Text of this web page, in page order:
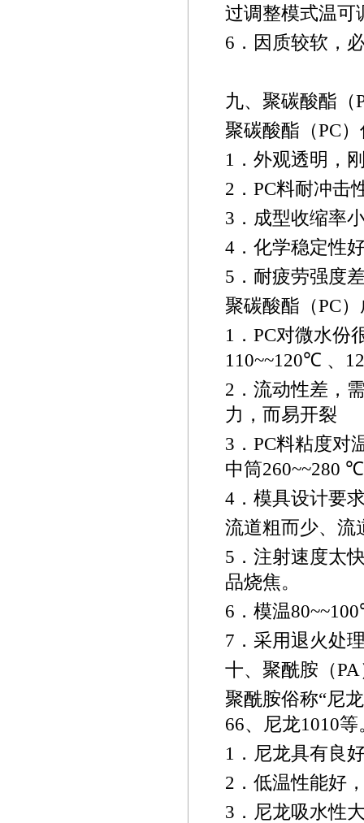
过调整模式温可
6 ．因质较软，
九、聚碳酸酯（
聚碳酸酯（PC
1 ．外观透明，
2 ． PC料耐冲击
3 ．成型收缩率
4 ．化学稳定性
5 ．耐疲劳强度
聚碳酸酯（PC
1 ． PC对微水份
110~~120℃ 、
2 ．流动性差，
力，而易开裂
3 ． PC料粘度对
中筒260~~280 ℃
4 ．模具设计要
流道粗而少、流
5 ．注射速度太
品烧焦。
6 ．模温80~~100
7 ．采用退火处
十、聚酰胺（PA
聚酰胺俗称“尼
66、尼龙1010等
1 ．尼龙具有良
2 ．低温性能好
3 ．尼龙吸水性